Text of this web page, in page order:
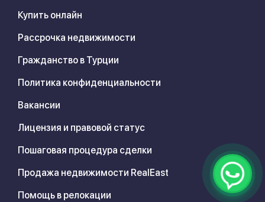
Купить онлайн
Рассрочка недвижимости
Гражданство в Турции
Политика конфиденциальности
Вакансии
Лицензия и правовой статус
Пошаговая процедура сделки
Продажа недвижимости RealEast
Помощь в релокации